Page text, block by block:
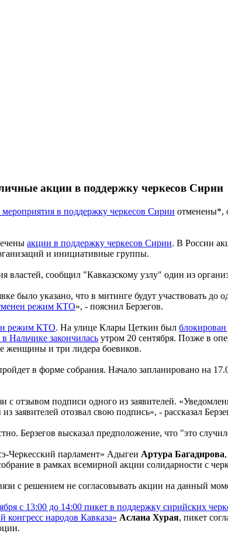
акции в поддержку черкесов Сирии
в поддержку черкесов Сирии отменены*,
акции в поддержку черкесов Сирии. В России
и инициативные группы.
сообщил "Кавказскому узлу" один из
было указано, что в митинге будут участвовать
режим КТО», - пояснил Берзегов.
режим КТО. На улице Клары Цеткин был
Нальчике закончилась утром 20 сентября. Позже в
женщины и три лидера боевиков.
в форме собрания. Начало запланировано на
отзывом подписи одного из заявителей.
заявителей отозвал свою подпись», - рассказал
Берзегов высказал предположение, что "это
Черкесский парламент» Адыгеи Артура Багадирова
в рамках всемирной акции солидарности с
с решением не согласовывать акции на данный
с 13:00 до 14:00 пикет в поддержку сирийских
конгресс народов Кавказа» Аслана Хурая, пикет